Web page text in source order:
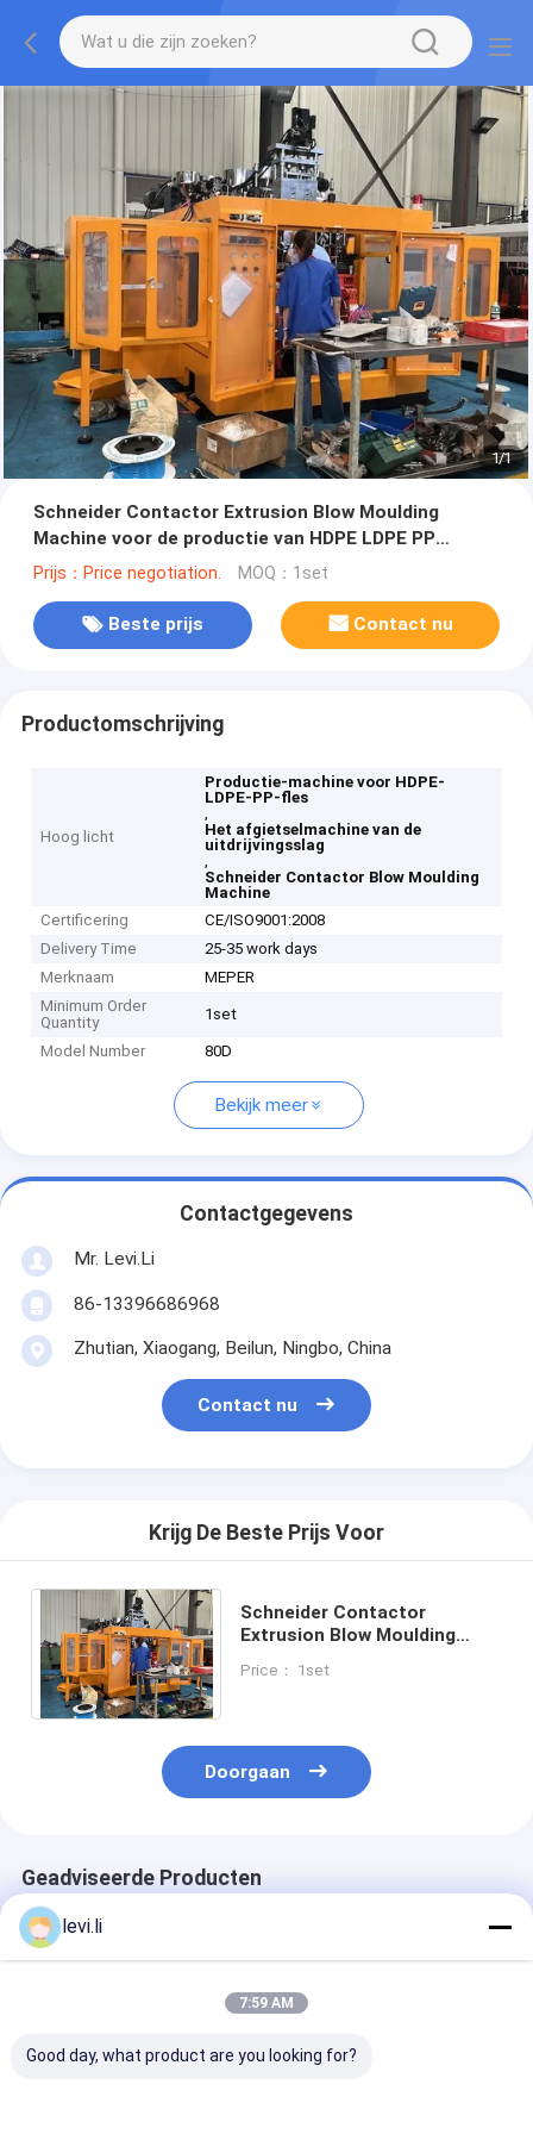
1/1
Schneider Contactor Extrusion Blow Moulding
Machine voor de productie van HDPE LDPE PP
flessen
Prijs：Price negotiation. MOQ：1set
Beste prijs Contact nu
Productomschrijving
Hoog licht
Productie-machine voor HDPE-
LDPE-PP-fles
,
Het afgietselmachine van de
uitdrijvingsslag
,
Schneider Contactor Blow Moulding
Machine
Certificering
CE/ISO9001:2008
Delivery Time
25-35 work days
Merknaam
MEPER
Minimum Order
Quantity
1set
Model Number 80D
Bekijk meer
Contactgegevens
Mr. Levi.Li
86-13396686968
Zhutian, Xiaogang, Beilun, Ningbo, China
Contact nu
Krijg De Beste Prijs Voor
Schneider Contactor
Extrusion Blow Moulding
van HDPE LDPE PP flessen
Price： 1set
Doorgaan
Geadviseerde Producten
levi.li
7:59 AM
Good day, what product are you looking for?